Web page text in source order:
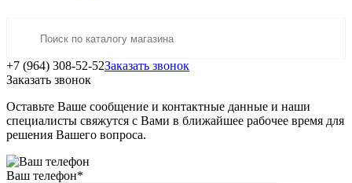
+7 (964) 308-52-52Заказать звонок
Заказать звонок
Оставьте Ваше сообщение и контактные данные и наши
специалисты свяжутся с Вами в ближайшее рабочее время для
решения Вашего вопроса.
Ваш телефон*